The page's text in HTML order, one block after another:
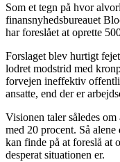
Som et tegn på hvor
finansnyhedsbureauet
har foreslået at oprette
Forslaget blev hurtigt
lodret modstrid med
forvejen ineffektiv
ansatte, end der er
Visionen taler således
med 20 procent. Så
kan finde på at foreslå at
desperat situationen er.